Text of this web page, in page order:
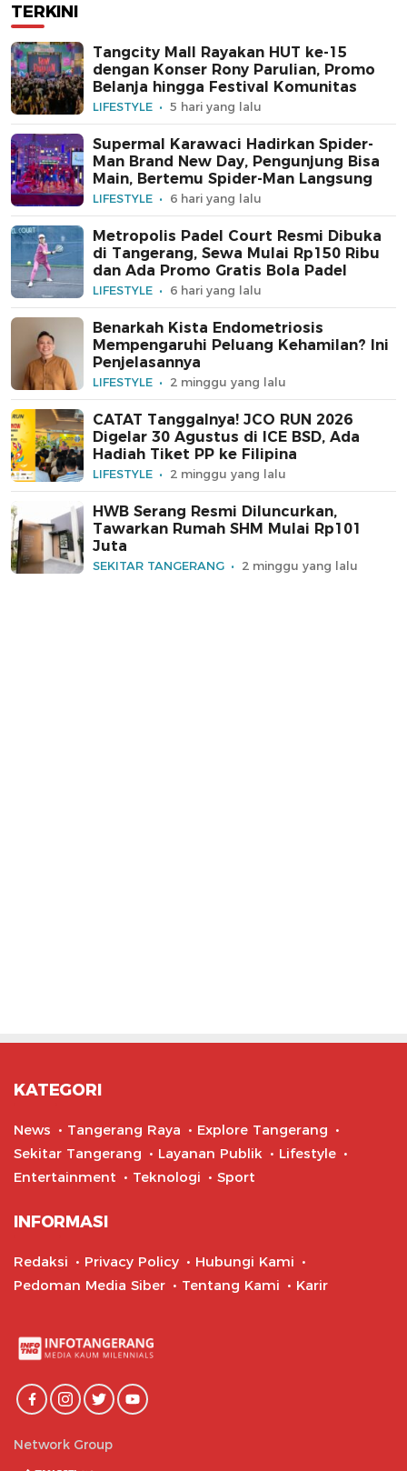
TERKINI
Tangcity Mall Rayakan HUT ke-15
dengan Konser Rony Parulian, Promo
Belanja hingga Festival Komunitas
LIFESTYLE 5 hari yang lalu
Supermal Karawaci Hadirkan Spider-
Man Brand New Day, Pengunjung Bisa
Main, Bertemu Spider-Man Langsung
LIFESTYLE 6 hari yang lalu
Metropolis Padel Court Resmi Dibuka
di Tangerang, Sewa Mulai Rp150 Ribu
dan Ada Promo Gratis Bola Padel
LIFESTYLE 6 hari yang lalu
Benarkah Kista Endometriosis
Mempengaruhi Peluang Kehamilan? Ini
Penjelasannya
LIFESTYLE 2 minggu yang lalu
CATAT Tanggalnya! JCO RUN 2026
Digelar 30 Agustus di ICE BSD, Ada
Hadiah Tiket PP ke Filipina
LIFESTYLE 2 minggu yang lalu
HWB Serang Resmi Diluncurkan,
Tawarkan Rumah SHM Mulai Rp101
Juta
SEKITAR TANGERANG 2 minggu yang lalu
KATEGORI
News Tangerang Raya
Explore Tangerang
Sekitar Tangerang
Layanan Publik
Lifestyle
Entertainment
Teknologi Sport
INFORMASI
Redaksi Privacy Policy
Hubungi Kami
Pedoman Media Siber
Tentang Kami Karir
Network Group